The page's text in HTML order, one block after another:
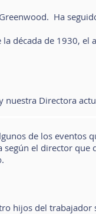
Ha
década de 1930, el
nuestra Directora
de los eventos
el director que
hijos del trabajador